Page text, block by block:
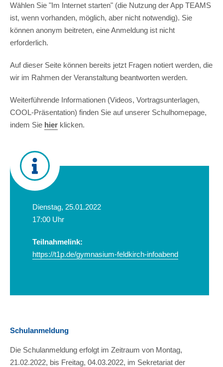
Wählen Sie "Im Internet starten" (die Nutzung der App TEAMS
ist, wenn vorhanden, möglich, aber nicht notwendig). Sie
können anonym beitreten, eine Anmeldung ist nicht
erforderlich.
Auf dieser Seite können bereits jetzt Fragen notiert werden, die
wir im Rahmen der Veranstaltung beantworten werden.
Weiterführende Informationen (Videos, Vortragsunterlagen,
COOL-Präsentation) finden Sie auf unserer Schulhomepage,
indem Sie hier klicken.
Dienstag, 25.01.2022
17:00 Uhr
Teilnahmelink:
https://t1p.de/gymnasium-feldkirch-infoabend
Schulanmeldung
Die Schulanmeldung erfolgt im Zeitraum von Montag,
21.02.2022, bis Freitag, 04.03.2022, im Sekretariat der